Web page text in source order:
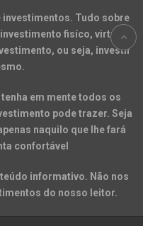
Tudo sobre
fisíco, virtual,
ou seja, investir
em mente todos os
pode trazer. Seja
naquilo que lhe fará
confortável
informativo. Não nos
do nosso leitor.